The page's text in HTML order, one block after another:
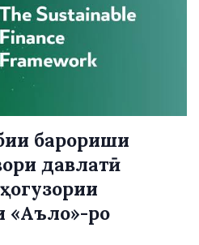
барориши
давлатӣ
«Аъло»-ро